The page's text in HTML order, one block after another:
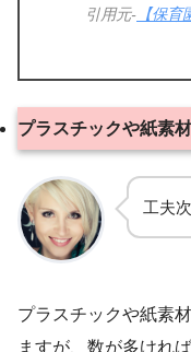
引用元- 【保
プラスチックや紙素
工夫
プラスチックや紙素
ますが、数が多けれ